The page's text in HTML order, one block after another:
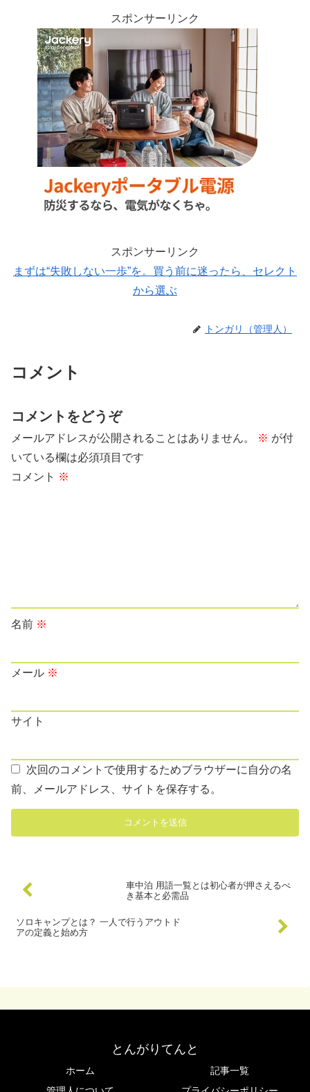
スポンサーリンク
スポンサーリンク
まずは“失敗しない一歩”を。買う前に迷ったら、セレクト
から選ぶ
トンガリ（管理人）
コメント
コメントをどうぞ
メールアドレスが公開されることはありません。 ※ が付
いている欄は必須項目です
コメント ※
名前 ※
メール ※
サイト
次回のコメントで使用するためブラウザーに自分の名
前、メールアドレス、サイトを保存する。
車中泊 用語一覧とは初心者が押さえるべ
き基本と必需品
ソロキャンプとは？ 一人で行うアウトド
アの定義と始め方
とんがりてんと
ホーム
記事一覧